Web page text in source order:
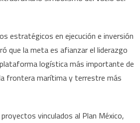
estratégicos en ejecución e inversión
que la meta es afianzar el liderazgo
logística más importante de
frontera marítima y terrestre más
vinculados al Plan México,